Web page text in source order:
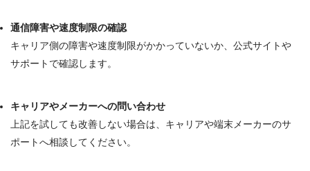
通信障害や速度制限の確認
キャリア側の障害や速度制限がかかっていないか、公式サイトや
サポートで確認します。
キャリアやメーカーへの問い合わせ
上記を試しても改善しない場合は、キャリアや端末メーカーのサ
ポートへ相談してください。